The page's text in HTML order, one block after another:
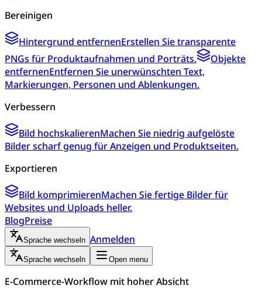
Bereinigen
Hintergrund entfernenErstellen Sie transparente
PNGs für Produktaufnahmen und Porträts.
Objekte
entfernenEntfernen Sie unerwünschten Text,
Markierungen, Personen und Ablenkungen.
Verbessern
Bild hochskalierenMachen Sie niedrig aufgelöste
Bilder scharf genug für Anzeigen und Produktseiten.
Exportieren
Bild komprimierenMachen Sie fertige Bilder für
Websites und Uploads heller.
BlogPreise
Sprache wechseln Anmelden
Sprache wechseln Open menu
E-Commerce-Workflow mit hoher Absicht